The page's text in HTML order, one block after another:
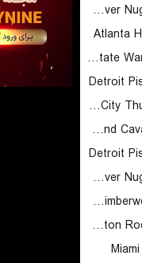
Denver Nuggets (Cyber)
Atlanta
Golden State Warriors (Cyber)
Detroit
Oklahoma City Thunder (Cyber)
Cleveland Cavaliers (Cyber)
Detroit
Denver Nuggets (Cyber)
Minnesota Timberwolves (Cyber)
Houston Rockets (Cyber)